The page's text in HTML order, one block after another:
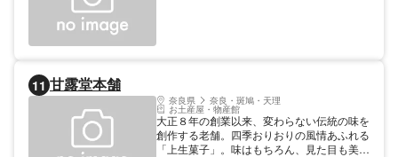
11 甘露堂本舗
奈良県 奈良・斑鳩・天理
お土産屋・物産館
大正８年の創業以来、変わらない伝統の味を
創作する老舗。四季おりおりの風情あふれる
「上生菓子」。味はもちろん、見た目も美し